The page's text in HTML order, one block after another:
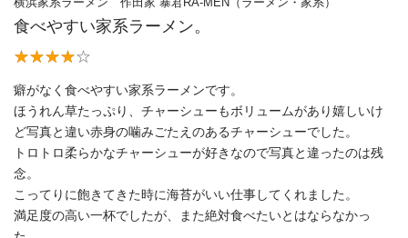
食べやすい家系ラーメン。
癖がなく食べやすい家系ラーメンです。
ほうれん草たっぷり、チャーシューもボリュームがあり嬉しいけ
ど写真と違い赤身の噛みごたえのあるチャーシューでした。
トロトロ柔らかなチャーシューが好きなので写真と違ったのは残
念。
こってりに飽きてきた時に海苔がいい仕事してくれました。
満足度の高い一杯でしたが、また絶対食べたいとはならなかっ